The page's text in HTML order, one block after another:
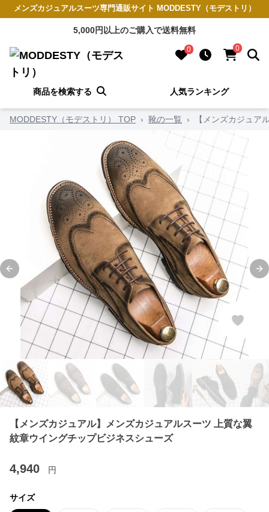
メンズカジュアルスーツ専門通販サイト MODDESTY（モデストリ）
5,000円以上のご購入で送料無料
0 0
商品を検索する 人気ランキング
MODDESTY（モデストリ） TOP › 靴の一覧 › 【メンズカジュア
Previous slide
【メンズカジュアル】メンズカジュアルスーツ 上質な翼
紋章ウイングチップビジネスシューズ
4,940 円
サイズ